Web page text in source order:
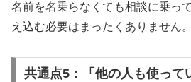
名前を名乗らなくても相談に乗っ
え込む必要はまったくありません。
共通点5：「他の人も使って